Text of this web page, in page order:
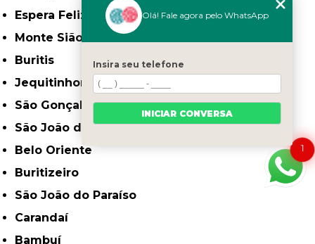
Espera Feliz
Monte Sião
Buritis
Jequitinhonha
São Gonçalo do Sapucaí
São João da Ponte
Belo Oriente
Buritizeiro
São João do Paraíso
Carandaí
Bambuí
1
Olá! Fale agora pelo WhatsApp
Insira seu telefone
INICIAR CONVERSA